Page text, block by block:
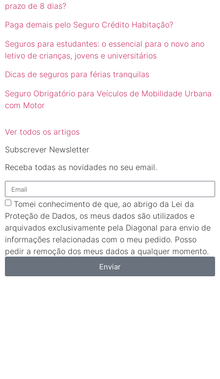
prazo de 8 dias?
Paga demais pelo Seguro Crédito Habitação?
Seguros para estudantes: o essencial para o novo ano
letivo de crianças, jovens e universitários
Dicas de seguros para férias tranquilas
Seguro Obrigatório para Veículos de Mobilidade Urbana
com Motor
Ver todos os artigos
Subscrever Newsletter
Receba todas as novidades no seu email.
Tomei conhecimento de que, ao abrigo da Lei da
Proteção de Dados, os meus dados são utilizados e
arquivados exclusivamente pela Diagonal para envio de
informações relacionadas com o meu pedido. Posso
pedir a remoção dos meus dados a qualquer momento.
Enviar